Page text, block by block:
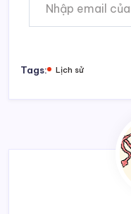
Tags: Lịch sử